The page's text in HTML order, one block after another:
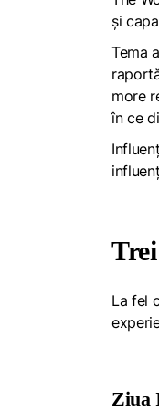
și
Tema
more
în ce
La fel
Ziua